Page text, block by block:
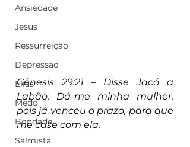
Ansiedade
Jesus
Ressurreição
Depressão
Elias
Medo
Bondade
Salmista
Gênesis 29:21 – Disse Jacó a
Labão: Dá-me minha mulher,
pois já venceu o prazo, para que
me case com ela.